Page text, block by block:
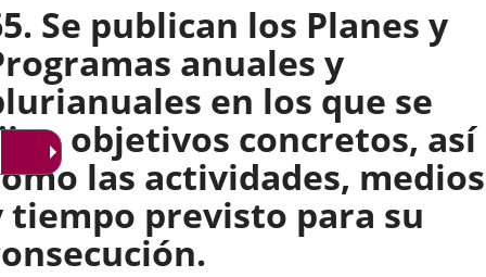
Se publican los Planes y
anuales y
en los que se
objetivos concretos, así
las actividades, medios
tiempo previsto para su